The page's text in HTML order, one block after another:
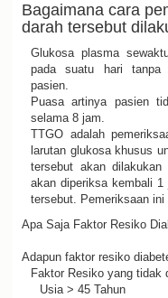
Bagaimana cara
darah tersebut
Glukosa plasma
pada suatu hari tanpa
pasien.
Puasa artinya pasien
selama 8 jam.
TTGO adalah
larutan glukosa khusus
tersebut akan
akan diperiksa kembali
tersebut. Pemeriksaan
Apa Saja Faktor Resiko
Adapun faktor resiko
Faktor Resiko yang tidak
Usia > 45 Tahun